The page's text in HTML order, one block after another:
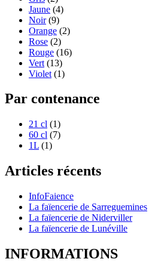
Jaune (4)
Noir (9)
Orange (2)
Rose (2)
Rouge (16)
Vert (13)
Violet (1)
Par contenance
21 cl (1)
60 cl (7)
1L (1)
Articles récents
InfoFaience
La faïencerie de Sarreguemines
La faïencerie de Niderviller
La faïencerie de Lunéville
INFORMATIONS